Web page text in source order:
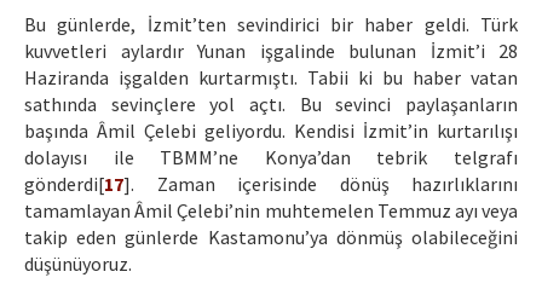
Bu günlerde, İzmit’ten sevindirici bir haber geldi. Türk
kuvvetleri aylardır Yunan işgalinde bulunan İzmit’i 28
Haziranda işgalden kurtarmıştı. Tabii ki bu haber vatan
sathında sevinçlere yol açtı. Bu sevinci paylaşanların
başında Âmil Çelebi geliyordu. Kendisi İzmit’in kurtarılışı
dolayısı ile TBMM’ne Konya’dan tebrik telgrafı
gönderdi[17]. Zaman içerisinde dönüş hazırlıklarını
tamamlayan Âmil Çelebi’nin muhtemelen Temmuz ayı veya
takip eden günlerde Kastamonu’ya dönmüş olabileceğini
düşünüyoruz.